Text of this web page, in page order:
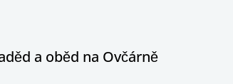
a oběd na Ovčárně